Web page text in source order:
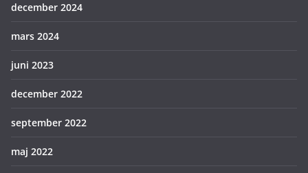
december 2024
mars 2024
juni 2023
december 2022
september 2022
maj 2022